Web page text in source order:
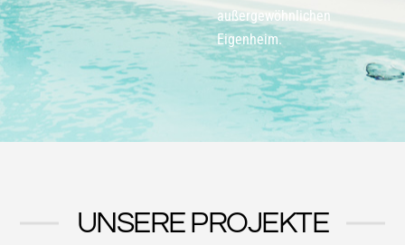
außergewöhnlichen
Eigenheim.
UNSERE PROJEKTE